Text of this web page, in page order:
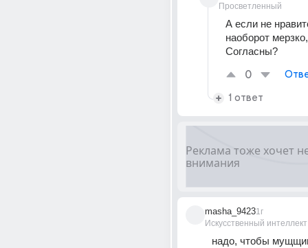
Просветленный
А если не
наоборот
Согласны?
0
1 ответ
masha_9423
Искусственный интеллект
1г
надо, чтобы